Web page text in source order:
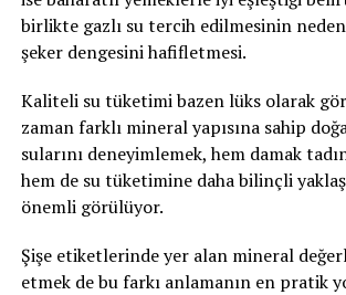
birlikte gazlı su tercih edilmesinin
şeker dengesini hafifletmesi.
Kaliteli su tüketimi bazen lüks olarak
zaman farklı mineral yapısına sahip
sularını deneyimlemek, hem damak
hem de su tüketimine daha bilinçli
önemli görülüyor.
Şişe etiketlerinde yer alan mineral
etmek de bu farkı anlamanın en pratik